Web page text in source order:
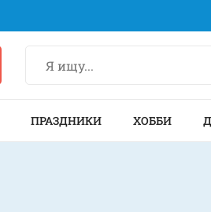
ПРАЗДНИКИ ХОББИ